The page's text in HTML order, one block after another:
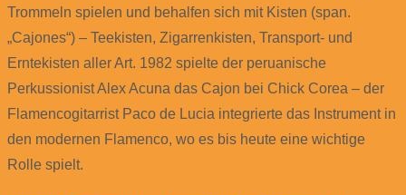
Trommeln spielen und behalfen sich mit Kisten (span.
„Cajones“) – Teekisten, Zigarrenkisten, Transport- und
Erntekisten aller Art. 1982 spielte der peruanische
Perkussionist Alex Acuna das Cajon bei Chick Corea – der
Flamencogitarrist Paco de Lucia integrierte das Instrument in
den modernen Flamenco, wo es bis heute eine wichtige
Rolle spielt.